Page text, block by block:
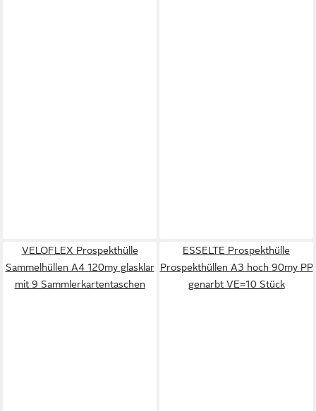
VELOFLEX Prospekthülle
Sammelhüllen A4 120my glasklar
mit 9 Sammlerkartentaschen
ESSELTE Prospekthülle
Prospekthüllen A3 hoch 90my PP
genarbt VE=10 Stück